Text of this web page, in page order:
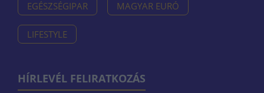
EGÉSZSÉGIPAR MAGYAR EURÓ
LIFESTYLE
HÍRLEVÉL FELIRATKOZÁS